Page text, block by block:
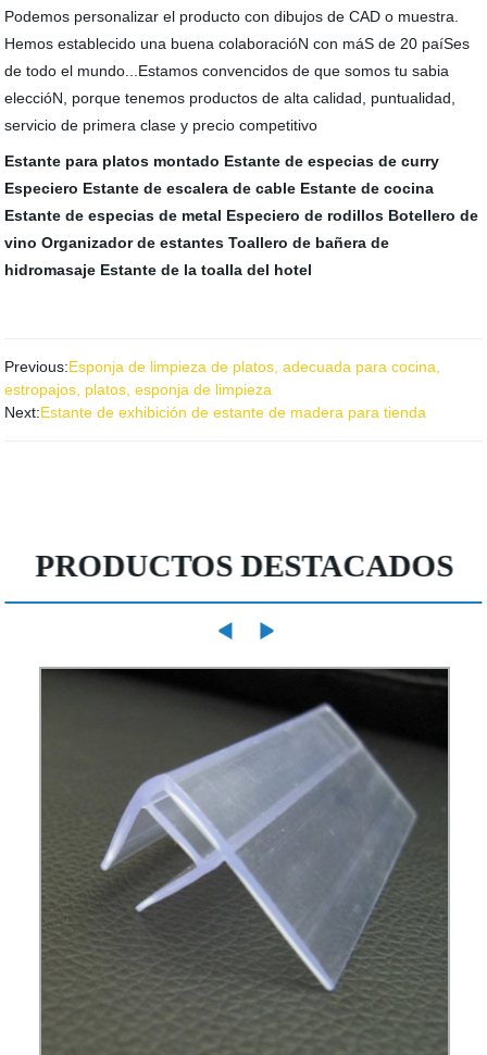
Podemos personalizar el producto con dibujos de CAD o muestra.
Hemos establecido una buena colaboracióN con máS de 20 paíSes
de todo el mundo...Estamos convencidos de que somos tu sabia
eleccióN, porque tenemos productos de alta calidad, puntualidad,
servicio de primera clase y precio competitivo
Estante para platos montado Estante de especias de curry
Especiero Estante de escalera de cable Estante de cocina
Estante de especias de metal Especiero de rodillos Botellero de
vino Organizador de estantes Toallero de bañera de
hidromasaje Estante de la toalla del hotel
Previous:Esponja de limpieza de platos, adecuada para cocina,
estropajos, platos, esponja de limpieza
Next:Estante de exhibición de estante de madera para tienda
PRODUCTOS DESTACADOS